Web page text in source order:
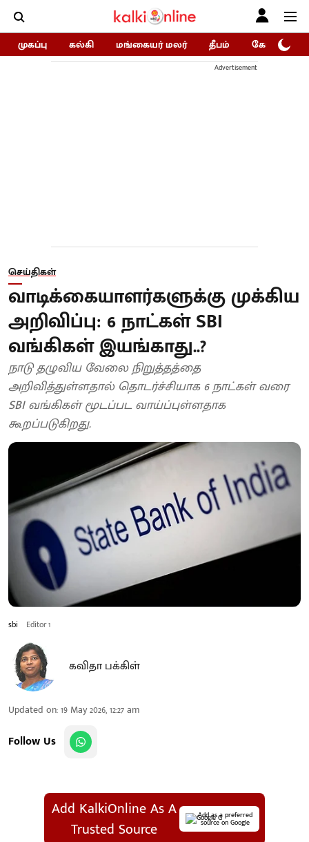
முகப்பு கல்கி மங்கையர் மலர் தீபம் கோகுலம்/
Advertisement
செய்திகள்
வாடிக்கையாளர்களுக்கு முக்கிய
அறிவிப்பு: 6 நாட்கள் SBI
வங்கிகள் இயங்காது..?
நாடு தழுவிய வேலை நிறுத்தத்தை
அறிவித்துள்ளதால் தொடர்ச்சியாக 6 நாட்கள் வரை
SBI வங்கிகள் மூடப்பட வாய்ப்புள்ளதாக
கூறப்படுகிறது.
sbi Editor 1
கவிதா பக்கிள்
Updated on:19 May 2026, 12:27 am
Follow Us
Add KalkiOnline As A
Trusted Source
Add as a preferred
source on Google